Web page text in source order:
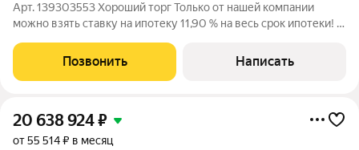
Арт. 139303553 Хороший торг Только от нашей компании
можно взять ставку на ипотеку 11,90 % на весь срок ипотеки! А
-комнатная квартира в современном ЖК Движение Говорова ,
квартиры формата с
Позвонить Написать
20 638 924₽
от 55 514 ₽ в месяц